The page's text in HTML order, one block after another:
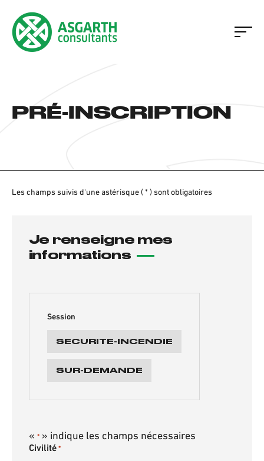
PRÉ-INSCRIPTION
Les champs suivis d'une astérisque ( * ) sont obligatoires
Je renseigne mes
informations
Session
SECURITE-INCENDIE
SUR-DEMANDE
« *» indique les champs nécessaires
Civilité *